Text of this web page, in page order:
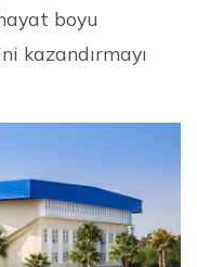
boyu
kazandırmayı